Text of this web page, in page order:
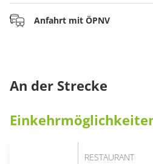
Parkplatz an der Römischen Villa
Parkplatz am Cloef-Atrium,
Anfahrt mit ÖPNV
An der Strecke
RESTAURANT